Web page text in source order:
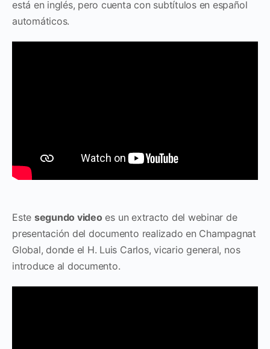
está en inglés, pero cuenta con subtítulos en español
automáticos.
Este segundo video es un extracto del webinar de
presentación del documento realizado en Champagnat
Global, donde el H. Luis Carlos, vicario general, nos
introduce al documento.